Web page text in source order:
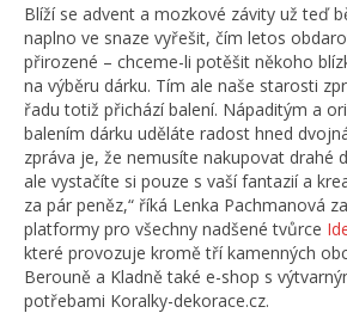
Blíží se advent a mozkové závity už teď
naplno ve snaze vyřešit, čím letos
přirozené – chceme-li potěšit někoho
na výběru dárku. Tím ale naše starosti
řadu totiž přichází balení. Nápaditým a
balením dárku uděláte radost hned
zpráva je, že nemusíte nakupovat drahé
ale vystačíte si pouze s vaší fantazií a
za pár peněz,“ říká Lenka Pachmanová
platformy pro všechny nadšené tvůrce
které provozuje kromě tří kamenných
Berouně a Kladně také e-shop s
potřebami Koralky-dekorace.cz.